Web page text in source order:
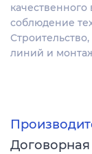
соблюдение
линий и
Договорная